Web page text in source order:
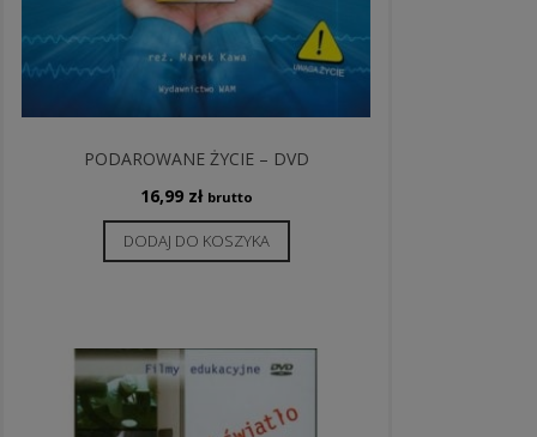
PODAROWANE ŻYCIE – DVD
16,99 zł brutto
DODAJ DO KOSZYKA